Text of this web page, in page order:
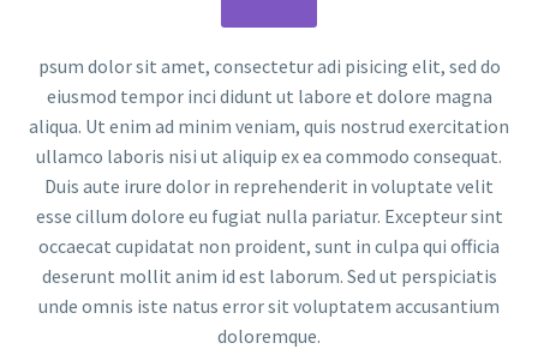
psum dolor sit amet, consectetur adi pisicing elit, sed do
eiusmod tempor inci didunt ut labore et dolore magna
aliqua. Ut enim ad minim veniam, quis nostrud exercitation
ullamco laboris nisi ut aliquip ex ea commodo consequat.
Duis aute irure dolor in reprehenderit in voluptate velit
esse cillum dolore eu fugiat nulla pariatur. Excepteur sint
occaecat cupidatat non proident, sunt in culpa qui officia
deserunt mollit anim id est laborum. Sed ut perspiciatis
unde omnis iste natus error sit voluptatem accusantium
doloremque.